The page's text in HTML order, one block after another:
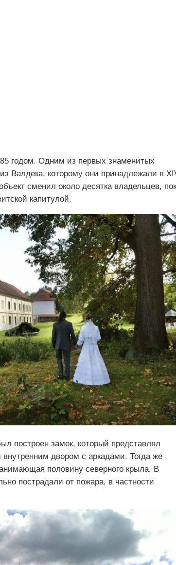
годом. Одним из первых знаменитых
Валдека, которому они принадлежали в
сменил около десятка владельцев,
капитулой.
построен замок, который представлял
двором с аркадами. Тогда же
половину северного крыла. В
пострадали от пожара, в частности